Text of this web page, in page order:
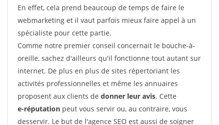
En effet, cela prend beaucoup de temps de faire le
webmarketing et il vaut parfois mieux faire appel à un
spécialiste pour cette partie.
Comme notre premier conseil concernait le bouche-à-
oreille, sachez d'ailleurs qu'il fonctionne tout autant sur
internet. De plus en plus de sites répertoriant les
activités professionnelles et même les annuaires
proposent aux clients de donner leur avis. Cette
e-réputation peut vous servir ou, au contraire, vous
desservir. Le but de l'agence SEO est aussi de soigner